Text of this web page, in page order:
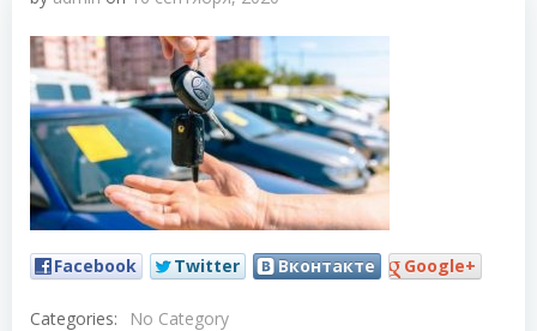
Facebook Twitter Вконтакте Google+
Categories:
No Category